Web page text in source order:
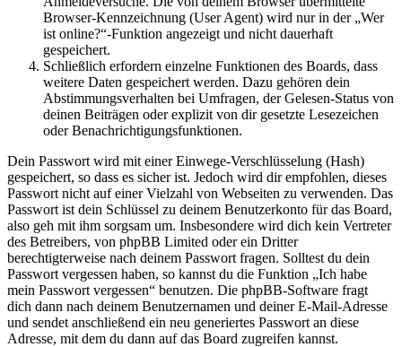
Browser-Kennzeichnung (User Agent) wird nur in der „Wer
ist online?“-Funktion angezeigt und nicht dauerhaft
gespeichert.
Schließlich erfordern einzelne Funktionen des Boards, dass
weitere Daten gespeichert werden. Dazu gehören dein
Abstimmungsverhalten bei Umfragen, der Gelesen-Status von
deinen Beiträgen oder explizit von dir gesetzte Lesezeichen
oder Benachrichtigungsfunktionen.
Dein Passwort wird mit einer Einwege-Verschlüsselung (Hash)
gespeichert, so dass es sicher ist. Jedoch wird dir empfohlen, dieses
Passwort nicht auf einer Vielzahl von Webseiten zu verwenden. Das
Passwort ist dein Schlüssel zu deinem Benutzerkonto für das Board,
also geh mit ihm sorgsam um. Insbesondere wird dich kein Vertreter
des Betreibers, von phpBB Limited oder ein Dritter
berechtigterweise nach deinem Passwort fragen. Solltest du dein
Passwort vergessen haben, so kannst du die Funktion „Ich habe
mein Passwort vergessen“ benutzen. Die phpBB-Software fragt
dich dann nach deinem Benutzernamen und deiner E-Mail-Adresse
und sendet anschließend ein neu generiertes Passwort an diese
Adresse, mit dem du dann auf das Board zugreifen kannst.